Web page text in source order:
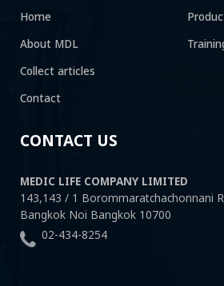
Home
About MDL
Collect articles
Contact
CONTACT US
MEDIC LIFE COMPANY LIMITED
143,143 / 1 Borommaratchachonnani
Bangkok Noi Bangkok 10700
02-434-8254